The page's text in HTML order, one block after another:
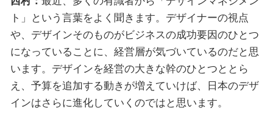
ト」という言葉をよく聞きます。デザイナーの視点
や、デザインそのものがビジネスの成功要因のひとつ
になっていることに、経営層が気づいているのだと思
います。デザインを経営の大きな幹のひとつととら
え、予算を追加する動きが増えていけば、日本のデザ
インはさらに進化していくのではと思います。